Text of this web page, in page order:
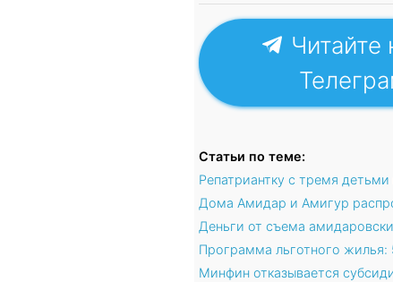
Читайте
Статьи по теме:
Репатриантку с тремя
Дома Амидар и Амигур
Деньги от съема
Программа льготного
Минфин отказывается